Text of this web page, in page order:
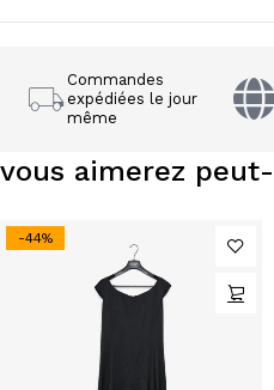
Commandes
expédiées le jour
même
vous aimerez
-44%